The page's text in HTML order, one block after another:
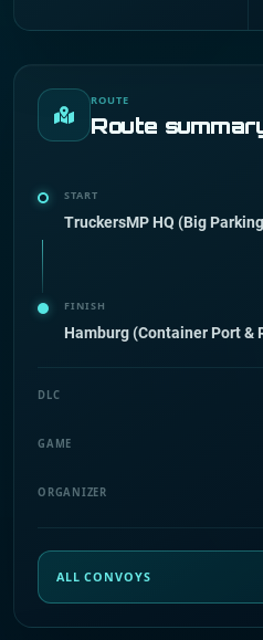
ROUTE
Route
START
TruckersMP HQ (Big
FINISH
Hamburg (Container Port &
DLC
GAME
ORGANIZER
ALL CONVOYS